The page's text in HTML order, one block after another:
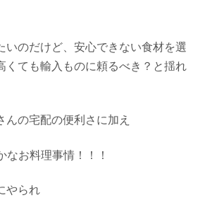
いのだけど、安心できない食材を選
くても輸入ものに頼るべき？と揺れ
んの宅配の便利さに加え
なお料理事情！！！
やられ